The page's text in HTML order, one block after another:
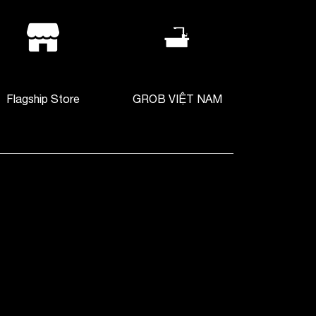
Flagship Store GROB VIỆT NAM